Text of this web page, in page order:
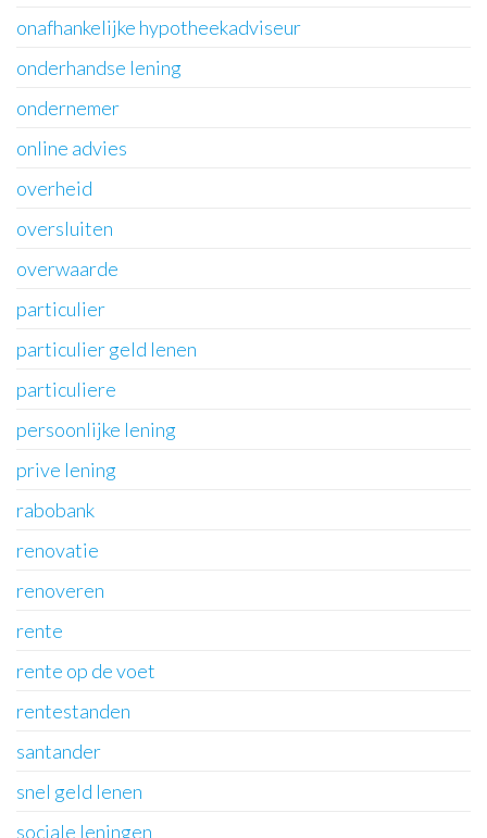
onafhankelijke hypotheekadviseur
onderhandse lening
ondernemer
online advies
overheid
oversluiten
overwaarde
particulier
particulier geld lenen
particuliere
persoonlijke lening
prive lening
rabobank
renovatie
renoveren
rente
rente op de voet
rentestanden
santander
snel geld lenen
sociale leningen